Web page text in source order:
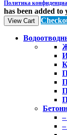
Политика
has been added to
View Cart